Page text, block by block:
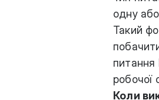
одну
Такий
питання
робочої
Коли